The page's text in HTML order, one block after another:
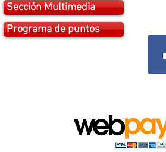
Sección Multimedia
Programa de puntos